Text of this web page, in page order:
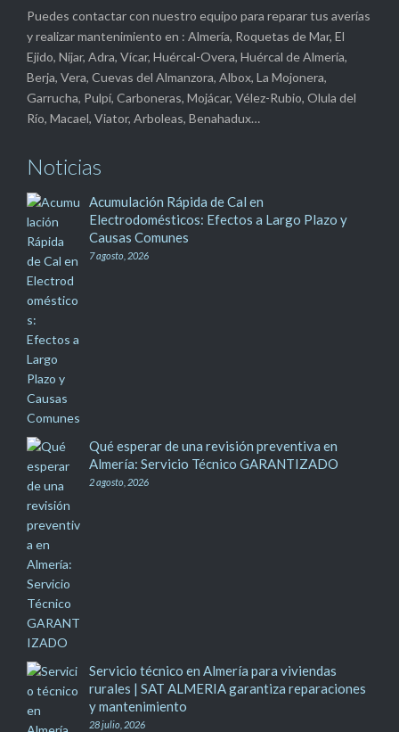
Puedes contactar con nuestro equipo para reparar tus averías
y realizar mantenimiento en : Almería, Roquetas de Mar, El
Ejido, Níjar, Adra, Vícar, Huércal-Overa, Huércal de Almería,
Berja, Vera, Cuevas del Almanzora, Albox, La Mojonera,
Garrucha, Pulpí, Carboneras, Mojácar, Vélez-Rubio, Olula del
Río, Macael, Viator, Arboleas, Benahadux…
Noticias
Acumulación Rápida de Cal en
Electrodomésticos: Efectos a Largo Plazo y
Causas Comunes
7 agosto, 2026
Qué esperar de una revisión preventiva en
Almería: Servicio Técnico GARANTIZADO
2 agosto, 2026
Servicio técnico en Almería para viviendas
rurales | SAT ALMERIA garantiza reparaciones
y mantenimiento
28 julio, 2026